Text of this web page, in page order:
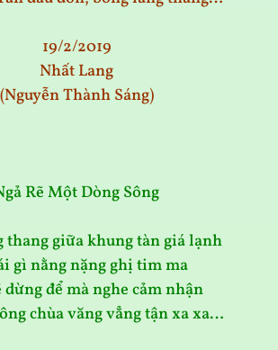
19/2/2019
Nhất Lang
(Nguyễn Thành Sáng)
Rẽ Một Dòng Sông
thang giữa khung tàn giá lạnh
gì nằng nặng ghị tim ma
dừng để mà nghe cảm nhận
chùa văng vẳng tận xa xa…